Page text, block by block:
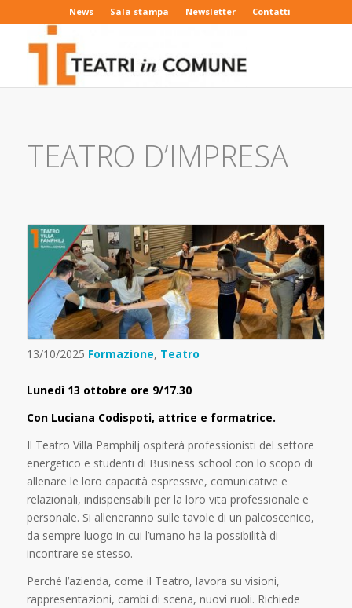
News Sala stampa Newsletter Contatti
TEATRO D’IMPRESA
13/10/2025 Formazione, Teatro
Lunedì 13 ottobre ore 9/17.30
Con Luciana Codispoti, attrice e formatrice.
Il Teatro Villa Pamphilj ospiterà professionisti del settore
energetico e studenti di Business school con lo scopo di
allenare le loro capacità espressive, comunicative e
relazionali, indispensabili per la loro vita professionale e
personale. Si alleneranno sulle tavole di un palcoscenico,
da sempre luogo in cui l’umano ha la possibilità di
incontrare se stesso.
Perché l’azienda, come il Teatro, lavora su visioni,
rappresentazioni, cambi di scena, nuovi ruoli. Richiede